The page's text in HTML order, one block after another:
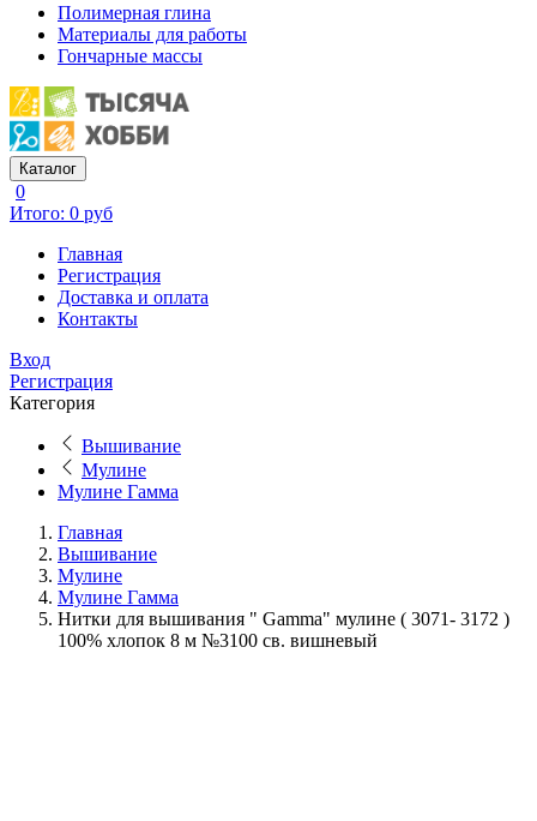
Полимерная глина
Материалы для работы
Гончарные массы
Каталог
0
Итого: 0 руб
Главная
Регистрация
Доставка и оплата
Контакты
Вход
Регистрация
Категория
Вышивание
Мулине
Мулине Гамма
Главная
Вышивание
Мулине
Мулине Гамма
Нитки для вышивания " Gamma" мулине ( 3071- 3172 )
100% хлопок 8 м №3100 св. вишневый